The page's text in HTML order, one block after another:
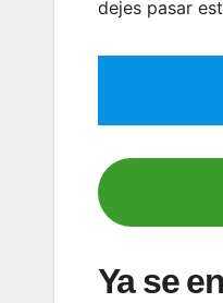
dejes pasar
Ya se